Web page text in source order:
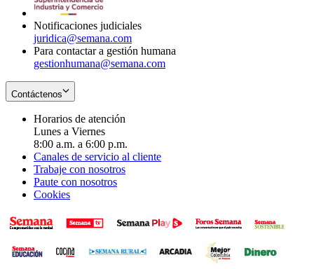
Notificaciones judiciales
juridica@semana.com
Para contactar a gestión humana
gestionhumana@semana.com
Contáctenos
Horarios de atención
Lunes a Viernes
8:00 a.m. a 6:00 p.m.
Canales de servicio al cliente
Trabaje con nosotros
Paute con nosotros
Cookies